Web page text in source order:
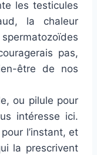
les testicules
la chaleur
pas,
être de nos
ou pilule pour
intéresse ici.
l’instant, et
la prescrivent